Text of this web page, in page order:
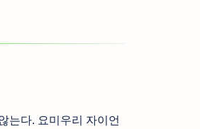
는다. 요미우리 자이언